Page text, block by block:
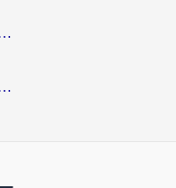
？海外党踩坑N次后，终于找到不卡的秘诀
器好？海外党亲测有效的国服游戏加速方案